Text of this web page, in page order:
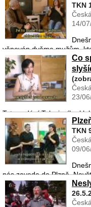
mu ochrnula celá praváTKN
14/
věnován dvěma mužům,
postižených. Prvním z
loňského listopadu
nedoslýchavýc ...
Co
23/
Toto vydání Televizního
činnosti, které vedou k
Estetické vnímání může
pomyslného mostu. Proto
TKN
09/
nás zavede do Plzně.
seznámíme se s její
že i menší mimopřažská